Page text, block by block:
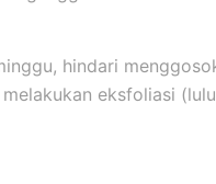
hindari
eksfoliasi